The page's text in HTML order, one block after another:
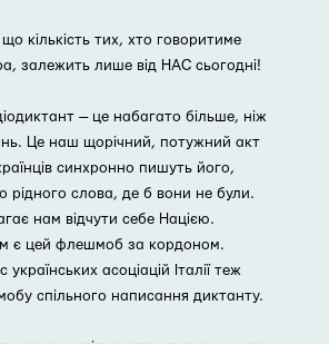
кількість тих, хто говоритиме
залежить лише від НАС сьогодні!
— це набагато більше, ніж
Це наш щорічний, потужний акт
синхронно пишуть його,
рідного слова, де б вони не були.
нам відчути себе Нацією.
є цей флешмоб за кордоном.
асоціацій Італії теж
спільного написання диктанту.